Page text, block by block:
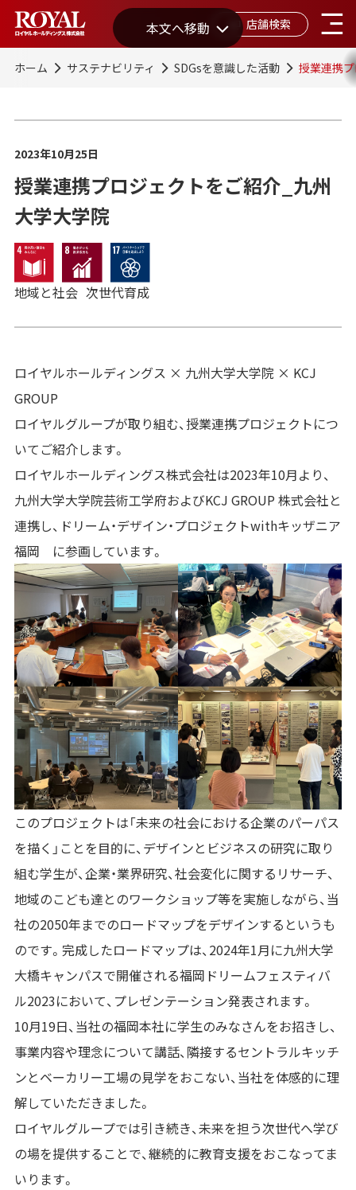
本文へ移動 店舗検索
ホーム サステナビリティ SDGsを意識した活動 授業連携
2023年10月25日
授業連携プロジェクトをご紹介_九州
大学大学院
地域と社会 次世代育成
ロイヤルホールディングス × 九州大学大学院 × KCJ
GROUP
ロイヤルグループが取り組む、授業連携プロジェクトにつ
いてご紹介します。
ロイヤルホールディングス株式会社は2023年10月より、
九州大学大学院芸術工学府およびKCJ GROUP 株式会社と
連携し、ドリーム・デザイン・プロジェクトwithキッザニア
福岡 に参画しています。
このプロジェクトは「未来の社会における企業のパーパス
を描く」ことを目的に、デザインとビジネスの研究に取り
組む学生が、企業・業界研究、社会変化に関するリサーチ、
地域のこども達とのワークショップ等を実施しながら、当
社の2050年までのロードマップをデザインするというも
のです。完成したロードマップは、2024年1月に九州大学
大橋キャンパスで開催される福岡ドリームフェスティバ
ル2023において、プレゼンテーション発表されます。
10月19日、当社の福岡本社に学生のみなさんをお招きし、
事業内容や理念について講話、隣接するセントラルキッチ
ンとベーカリー工場の見学をおこない、当社を体感的に理
解していただきました。
ロイヤルグループでは引き続き、未来を担う次世代へ学び
の場を提供することで、継続的に教育支援をおこなってま
いります。